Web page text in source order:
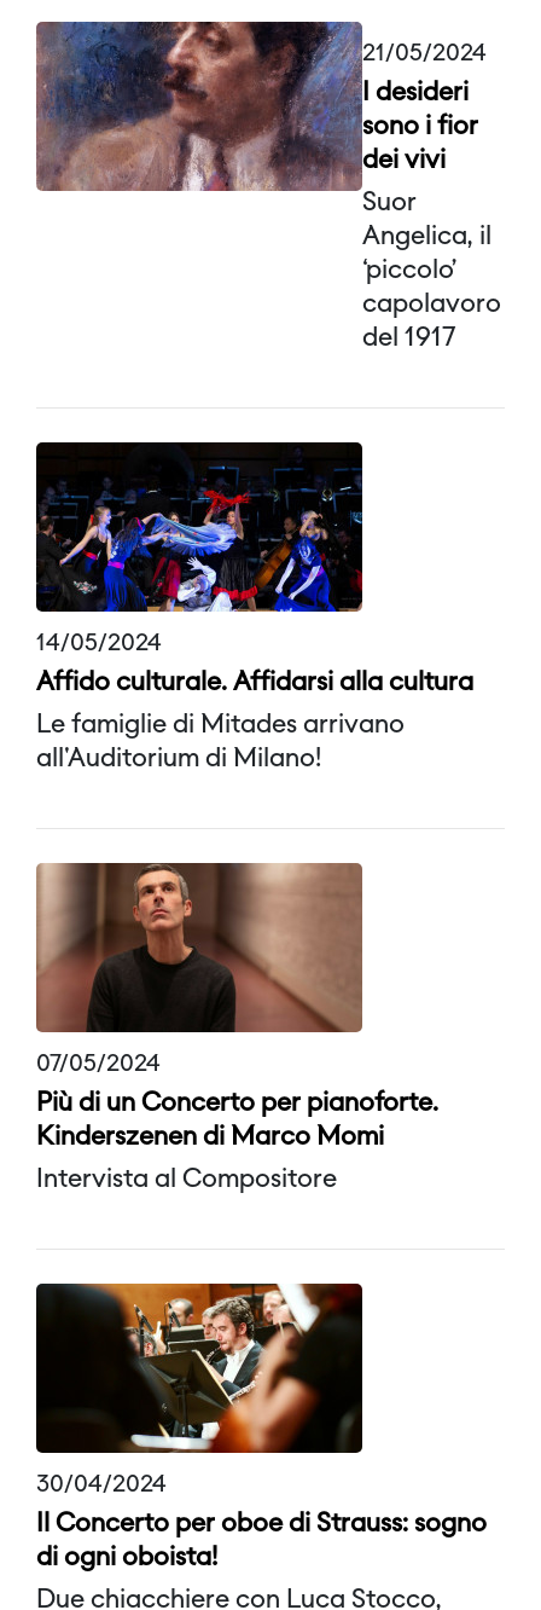
21/05/2024
I desideri
sono i fior
dei vivi
Suor
Angelica, il
‘piccolo’
capolavoro
del 1917
14/05/2024
Affido culturale. Affidarsi alla cultura
Le famiglie di Mitades arrivano
all'Auditorium di Milano!
07/05/2024
Più di un Concerto per pianoforte.
Kinderszenen di Marco Momi
Intervista al Compositore
30/04/2024
Il Concerto per oboe di Strauss: sogno
di ogni oboista!
Due chiacchiere con Luca Stocco,